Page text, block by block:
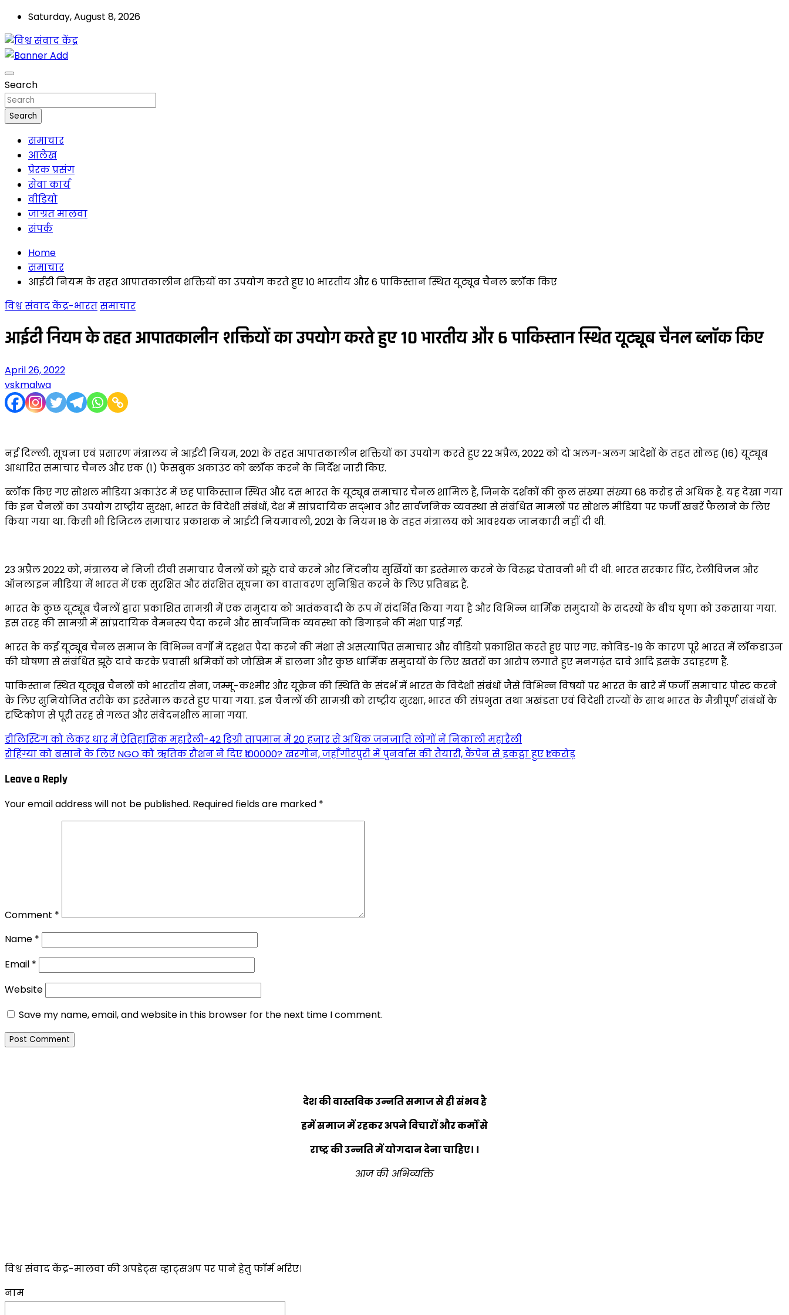
Saturday, August 8, 2026
विश्व संवाद केंद्र
Search
Search
समाचार
आलेख
प्रेरक प्रसंग
सेवा कार्य
वीडियो
जाग्रत मालवा
संपर्क
Home
समाचार
आईटी नियम के तहत आपातकालीन शक्तियों का उपयोग करते हुए 10 भारतीय और 6 पाकिस्तान स्थित यूट्यूब चैनल ब्लॉक किए
विश्व संवाद केंद्र-भारतसमाचार
आईटी नियम के तहत आपातकालीन शक्तियों का उपयोग करते हुए 10 भारतीय और 6 पाकिस्तान स्थित यूट्यूब चैनल ब्लॉक किए
April 26, 2022
vskmalwa
नई दिल्ली. सूचना एवं प्रसारण मंत्रालय ने आईटी नियम, 2021 के तहत आपातकालीन शक्तियों का उपयोग करते हुए 22 अप्रैल, 2022 को दो अलग-अलग आदेशों के तहत सोलह (16) यूट्यूब
आधारित समाचार चैनल और एक (1) फेसबुक अकाउंट को ब्लॉक करने के निर्देश जारी किए.
ब्लॉक किए गए सोशल मीडिया अकाउंट में छह पाकिस्तान स्थित और दस भारत के यूट्यूब समाचार चैनल शामिल हैं, जिनके दर्शकों की कुल संख्या संख्या 68 करोड़ से अधिक है. यह देखा गया
कि इन चैनलों का उपयोग राष्ट्रीय सुरक्षा, भारत के विदेशी संबंधों, देश में सांप्रदायिक सद्भाव और सार्वजनिक व्यवस्था से संबंधित मामलों पर सोशल मीडिया पर फर्जी खबरें फैलाने के लिए
किया गया था. किसी भी डिजिटल समाचार प्रकाशक ने आईटी नियमावली, 2021 के नियम 18 के तहत मंत्रालय को आवश्यक जानकारी नहीं दी थी.
23 अप्रैल 2022 को, मंत्रालय ने निजी टीवी समाचार चैनलों को झूठे दावे करने और निंदनीय सुर्खियों का इस्तेमाल करने के विरुद्ध चेतावनी भी दी थी. भारत सरकार प्रिंट, टेलीविजन और
ऑनलाइन मीडिया में भारत में एक सुरक्षित और संरक्षित सूचना का वातावरण सुनिश्चित करने के लिए प्रतिबद्ध है.
भारत के कुछ यूट्यूब चैनलों द्वारा प्रकाशित सामग्री में एक समुदाय को आतंकवादी के रूप में संदर्भित किया गया है और विभिन्न धार्मिक समुदायों के सदस्यों के बीच घृणा को उकसाया गया.
इस तरह की सामग्री में सांप्रदायिक वैमनस्य पैदा करने और सार्वजनिक व्यवस्था को बिगाड़ने की मंशा पाई गई.
भारत के कई यूट्यूब चैनल समाज के विभिन्न वर्गों में दहशत पैदा करने की मंशा से असत्यापित समाचार और वीडियो प्रकाशित करते हुए पाए गए. कोविड-19 के कारण पूरे भारत में लॉकडाउन
की घोषणा से संबंधित झूठे दावे करके प्रवासी श्रमिकों को जोखिम में डालना और कुछ धार्मिक समुदायों के लिए खतरों का आरोप लगाते हुए मनगढ़ंत दावे आदि इसके उदाहरण हैं.
पाकिस्तान स्थित यूट्यूब चैनलों को भारतीय सेना, जम्मू-कश्मीर और यूक्रेन की स्थिति के संदर्भ में भारत के विदेशी संबंधों जैसे विभिन्न विषयों पर भारत के बारे में फर्जी समाचार पोस्ट करने
के लिए सुनियोजित तरीके का इस्तेमाल करते हुए पाया गया. इन चैनलों की सामग्री को राष्ट्रीय सुरक्षा, भारत की संप्रभुता तथा अखंडता एवं विदेशी राज्यों के साथ भारत के मैत्रीपूर्ण संबंधों के
दृष्टिकोण से पूरी तरह से गलत और संवेदनशील माना गया.
डीलिस्टिंग को लेकर धार में ऐतिहासिक महारैली-42 डिग्री तापमान में 20 हजार से अधिक जनजाति लोगों नें निकाली महारैली
रोहिंग्या को बसाने के लिए NGO को ऋतिक रौशन ने दिए ₹100000? खरगोन, जहाँगीरपुरी में पुनर्वास की तैयारी, कैंपेन से इकट्ठा हुए ₹1 करोड़
Leave a Reply
Your email address will not be published. Required fields are marked *
Comment *
Name *
Email *
Website
Save my name, email, and website in this browser for the next time I comment.
देश की वास्तविक उन्नति समाज से ही संभव है
हमें समाज में रहकर अपने विचारों और कर्मों से
राष्ट्र की उन्नति में योगदान देना चाहिए। ।
आज की अभिव्यक्ति
विश्व संवाद केंद्र-मालवा की अपडेट्स व्हाट्सअप पर पाने हेतु फॉर्म भरिए।
नाम